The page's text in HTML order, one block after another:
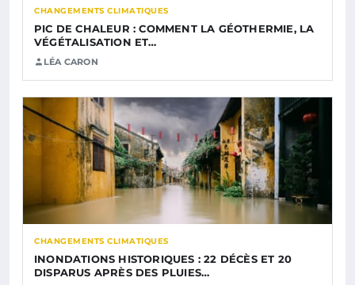
CHANGEMENTS CLIMATIQUES
PIC DE CHALEUR : COMMENT LA GÉOTHERMIE, LA
VÉGÉTALISATION ET…
LÉA CARON
CHANGEMENTS CLIMATIQUES
INONDATIONS HISTORIQUES : 22 DÉCÈS ET 20
DISPARUS APRÈS DES PLUIES…